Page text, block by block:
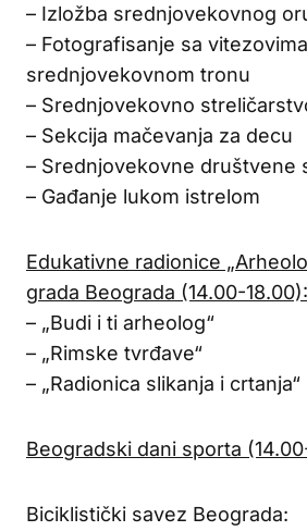
– Izložba srednjovekovnog
– Fotografisanje sa
srednjovekovnom tronu
– Srednjovekovno
– Sekcija mačevanja za decu
– Srednjovekovne društvene
– Gađanje lukom istrelom
Edukativne radionice
grada Beograda (14.00-18.00):
– „Budi i ti arheolog“
– „Rimske tvrđave“
– „Radionica slikanja i crtanja“
Beogradski dani sporta
Biciklistički savez Beograda: